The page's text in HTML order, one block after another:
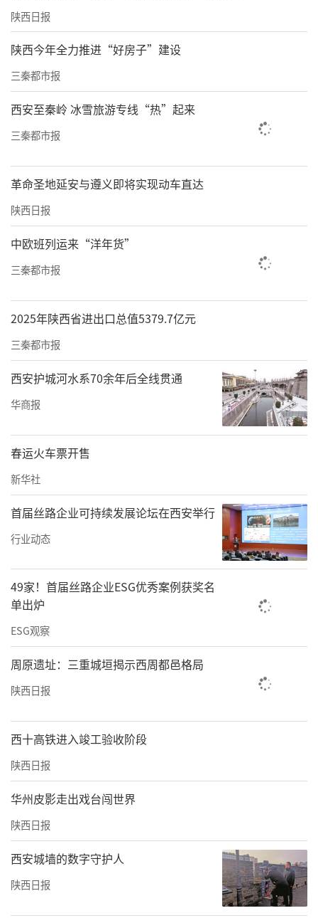
从ICU到教室，从浑身是伤到笑靥如花，是医者
用医术击退死神，是医护用爱心弥补创伤。在
这场生命的接力中，参与其中的每一位医护，
用技术与温度见证了一个奇迹的诞生。
陕西日报
陕西今年全力推进“好房子”建设
三秦都市报
西安至秦岭 冰雪旅游专线“热”起来
三秦都市报
革命圣地延安与遵义即将实现动车直达
陕西日报
中欧班列运来“洋年货”
三秦都市报
2025年陕西省进出口总值5379.7亿元
三秦都市报
西安护城河水系70余年后全线贯通
华商报
春运火车票开售
新华社
首届丝路企业可持续发展论坛在西安举行
行业动态
49家！首届丝路企业ESG优秀案例获奖名
单出炉
ESG观察
周原遗址：三重城垣揭示西周都邑格局
陕西日报
西十高铁进入竣工验收阶段
陕西日报
华州皮影走出戏台闯世界
陕西日报
西安城墙的数字守护人
陕西日报